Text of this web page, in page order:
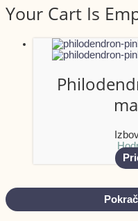
Your Cart Is